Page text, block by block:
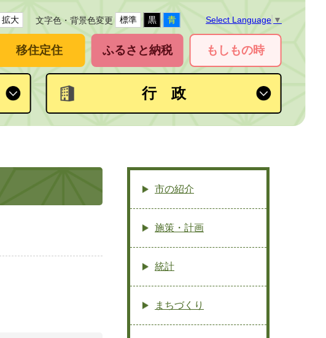
拡大 文字色・背景色変更 標準 黒 青 Select Language ▼
移住定住 ふるさと納税 もしもの時
行 政
市の紹介
施策・計画
統計
まちづくり